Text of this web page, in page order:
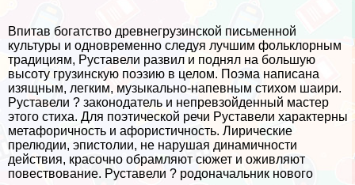
Впитав богатство древнегрузинской письменной
культуры и одновременно следуя лучшим фольклорным
традициям, Руставели развил и поднял на большую
высоту грузинскую поэзию в целом. Поэма написана
изящным, легким, музыкально-напевным стихом шаири.
Руставели ? законодатель и непревзойденный мастер
этого стиха. Для поэтической речи Руставели хаpaктерны
метафоричность и афористичность. Лирические
прелюдии, эпистолии, не нарушая динамичности
действия, красочно обрамляют сюжет и оживляют
повествование. Руставели ? родоначальник нового